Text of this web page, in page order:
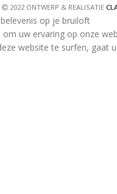
2022 ONTWERP & REALISATIE
om uw ervaring op onze
website te surfen, gaat